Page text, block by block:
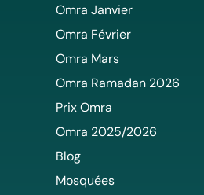
Omra Janvier
Omra Février
Omra Mars
Omra Ramadan 2026
Prix Omra
Omra 2025/2026
Blog
Mosquées